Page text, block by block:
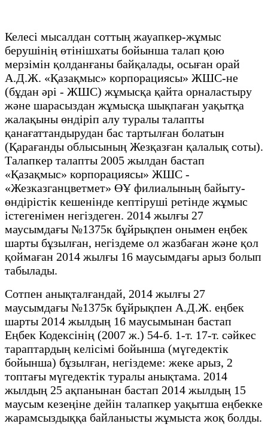
Келесі мысалдан соттың жауапкер-жұмыс
берушінің өтінішхаты бойынша талап қою
мерзімін қолданғаны байқалады, осыған орай
А.Д.Ж. «Қазақмыс» корпорациясы» ЖШС-не
(бұдан әрі - ЖШС) жұмысқа қайта орналастыру
және шарасыздан жұмысқа шықпаған уақытқа
жалақыны өндіріп алу туралы талапты
қанағаттандырудан бас тартылған болатын
(Қарағанды облысының Жезқазған қалалық соты).
Талапкер талапты 2005 жылдан бастап
«Қазақмыс» корпорациясы» ЖШС -
«Жезказганцветмет» ӨҰ филиалының байыту-
өндірістік кешенінде кептіруші ретінде жұмыс
істегенімен негіздеген. 2014 жылғы 27
маусымдағы №1375к бұйрықпен онымен еңбек
шарты бұзылған, негіздеме ол жазбаған және қол
қоймаған 2014 жылғы 16 маусымдағы арыз болып
табылады.
Сотпен анықталғандай, 2014 жылғы 27
маусымдағы №1375к бұйрықпен А.Д.Ж. еңбек
шарты 2014 жылдың 16 маусымынан бастап
Еңбек Кодексінің (2007 ж.) 54-б. 1-т. 17-т. сәйкес
тараптардың келісімі бойынша (мүгедектік
бойынша) бұзылған, негіздеме: жеке арыз, 2
топтағы мүгедектік туралы анықтама. 2014
жылдың 25 ақпанынан бастап 2014 жылдың 15
маусым кезеңіне дейін талапкер уақытша еңбекке
жарамсыздыққа байланысты жұмыста жоқ болды.